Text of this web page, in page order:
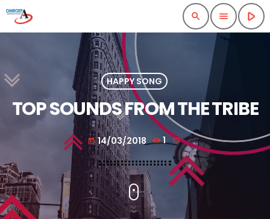
search menu play_arrow
HAPPY SONG
TOP SOUNDS FROM THE TRIBE
today 14/03/2018 1